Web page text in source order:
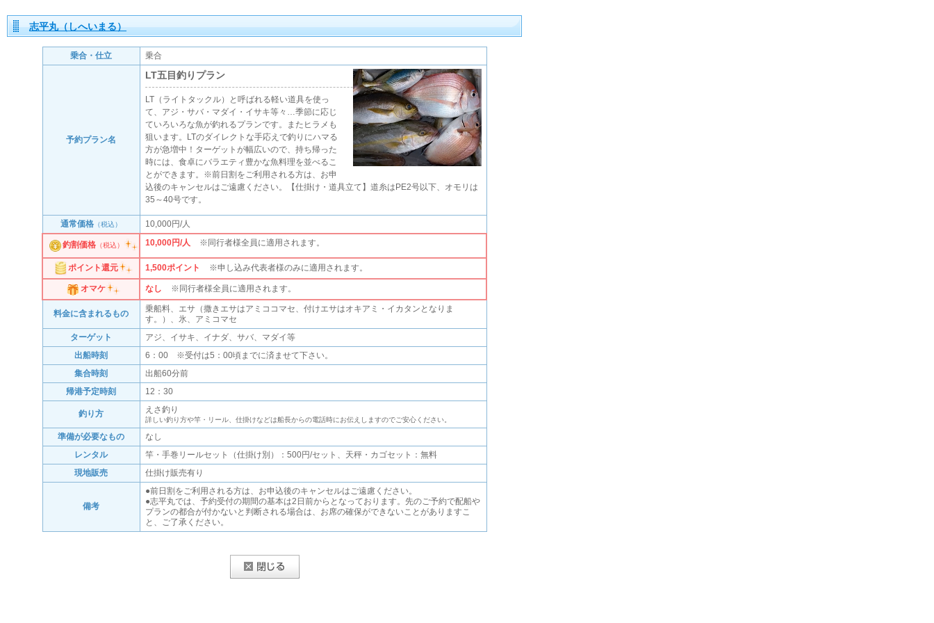
志平丸（しへいまる）
乗合・仕立 乗合
予約プラン名
LT五目釣りプラン
LT（ライトタックル）と呼ばれる軽い道具を使っ
て、アジ・サバ・マダイ・イサキ等々…季節に応じ
ていろいろな魚が釣れるプランです。またヒラメも
狙います。LTのダイレクトな手応えで釣りにハマる
方が急増中！ターゲットが幅広いので、持ち帰った
時には、食卓にバラエティ豊かな魚料理を並べるこ
とができます。※前日割をご利用される方は、お申
込後のキャンセルはご遠慮ください。【仕掛け・道具立て】道糸はPE2号以下、オモリは
35～40号です。
通常価格 （税込） 10,000円/人
釣割価格（税込） 10,000円/人 ※同行者様全員に適用されます。
ポイント還元 1,500ポイント ※申し込み代表者様のみに適用されます。
オマケ なし ※同行者様全員に適用されます。
料金に含まれるもの
乗船料、エサ（撒きエサはアミココマセ、付けエサはオキアミ・イカタンとなりま
す。）、氷、アミコマセ
ターゲット
アジ、イサキ、イナダ、サバ、マダイ等
出船時刻
6：00 ※受付は5：00頃までに済ませて下さい。
集合時刻
出船60分前
帰港予定時刻
12：30
釣り方 えさ釣り
詳しい釣り方や竿・リール、仕掛けなどは船長からの電話時にお伝えしますのでご安心ください。
準備が必要なもの
なし
レンタル
竿・手巻リールセット（仕掛け別）：500円/セット、天秤・カゴセット：無料
現地販売
仕掛け販売有り
備考
●前日割をご利用される方は、お申込後のキャンセルはご遠慮ください。
●志平丸では、予約受付の期間の基本は2日前からとなっております。先のご予約で配船や
プランの都合が付かないと判断される場合は、お席の確保ができないことがありますこ
と、ご了承ください。